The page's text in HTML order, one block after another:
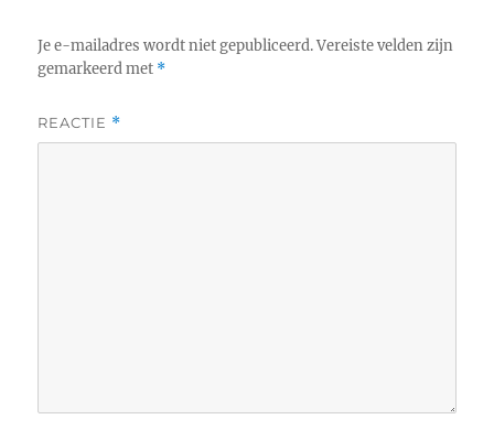
Je e-mailadres wordt niet gepubliceerd. Vereiste velden zijn
gemarkeerd met *
REACTIE *